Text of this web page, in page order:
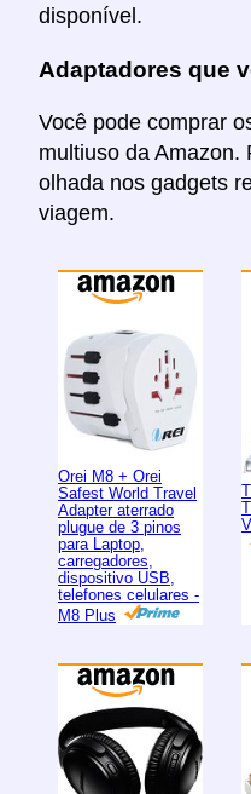
disponível.
Adaptadores que
Você pode comprar
multiuso da Amazon.
olhada nos gadgets
viagem.
Orei M8 + Orei
Safest World Travel
Adapter aterrado
plugue de 3 pinos
para Laptop,
carregadores,
dispositivo USB,
telefones celulares -
M8 Plus